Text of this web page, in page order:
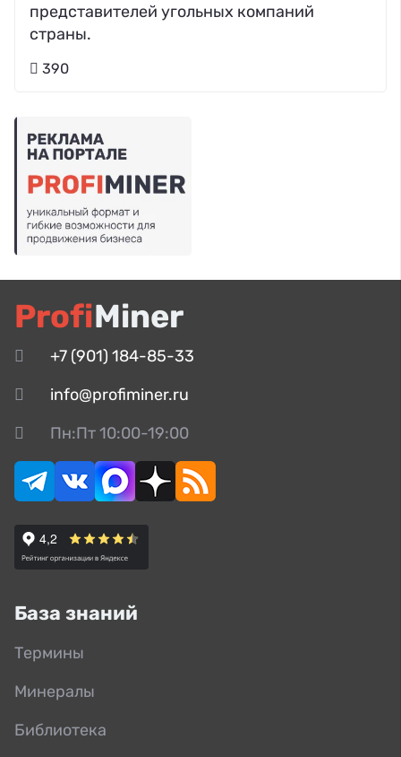
представителей угольных компаний
страны.
390
ProfiMiner
+7 (901) 184-85-33
info@profiminer.ru
Пн:Пт 10:00-19:00
База знаний
Термины
Минералы
Библиотека